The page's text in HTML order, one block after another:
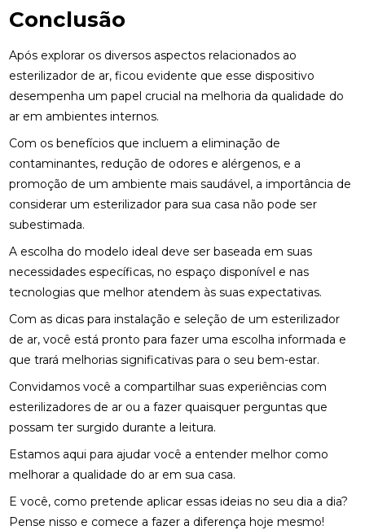
Conclusão
Após explorar os diversos aspectos relacionados ao
esterilizador de ar, ficou evidente que esse dispositivo
desempenha um papel crucial na melhoria da qualidade do
ar em ambientes internos.
Com os benefícios que incluem a eliminação de
contaminantes, redução de odores e alérgenos, e a
promoção de um ambiente mais saudável, a importância de
considerar um esterilizador para sua casa não pode ser
subestimada.
A escolha do modelo ideal deve ser baseada em suas
necessidades específicas, no espaço disponível e nas
tecnologias que melhor atendem às suas expectativas.
Com as dicas para instalação e seleção de um esterilizador
de ar, você está pronto para fazer uma escolha informada e
que trará melhorias significativas para o seu bem-estar.
Convidamos você a compartilhar suas experiências com
esterilizadores de ar ou a fazer quaisquer perguntas que
possam ter surgido durante a leitura.
Estamos aqui para ajudar você a entender melhor como
melhorar a qualidade do ar em sua casa.
E você, como pretende aplicar essas ideias no seu dia a dia?
Pense nisso e comece a fazer a diferença hoje mesmo!